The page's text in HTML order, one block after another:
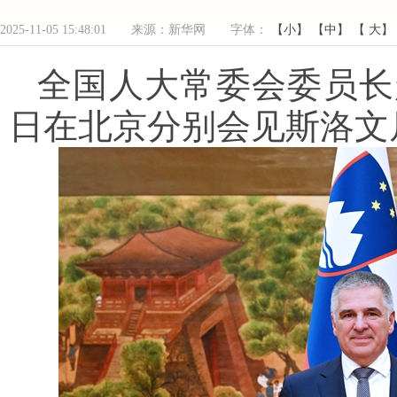
2025-11-05 15:48:01 来源：新华网 字体： 【小】 【中】 【 大】
全国人大常委会委员
日在北京分别会见斯洛